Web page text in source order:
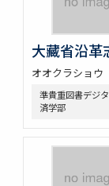
大藏省沿革
オオクラショウ
準貴重図書デジ
済学部